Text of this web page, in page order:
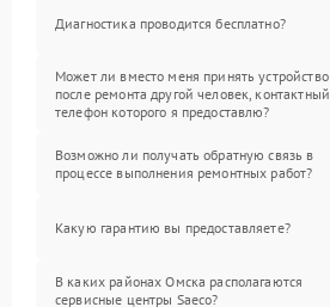
Диагностика проводится бесплатно?
Может ли вместо меня принять устройство
после ремонта другой человек, контактный
телефон которого я предоставлю?
Возможно ли получать обратную связь в
процессе выполнения ремонтных работ?
Какую гарантию вы предоставляете?
В каких районах Омска располагаются
сервисные центры Saeco?